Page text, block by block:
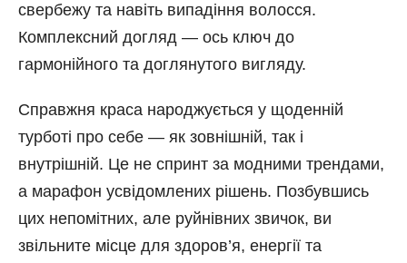
свербежу та навіть випадіння волосся.
Комплексний догляд — ось ключ до
гармонійного та доглянутого вигляду.
Справжня краса народжується у щоденній
турботі про себе — як зовнішній, так і
внутрішній. Це не спринт за модними трендами,
а марафон усвідомлених рішень. Позбувшись
цих непомітних, але руйнівних звичок, ви
звільните місце для здоров’я, енергії та